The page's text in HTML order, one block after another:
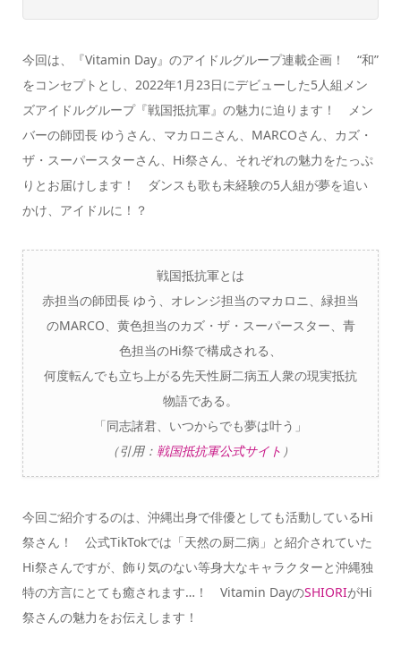
今回は、『Vitamin Day』のアイドルグループ連載企画！ “和”
をコンセプトとし、2022年1月23日にデビューした5人組メン
ズアイドルグループ『戦国抵抗軍』の魅力に迫ります！ メン
バーの師団長 ゆうさん、マカロニさん、MARCOさん、カズ・
ザ・スーパースターさん、Hi祭さん、それぞれの魅力をたっぷ
りとお届けします！ ダンスも歌も未経験の5人組が夢を追い
かけ、アイドルに！？
戦国抵抗軍とは
赤担当の師団長 ゆう、オレンジ担当のマカロニ、緑担当
のMARCO、黄色担当のカズ・ザ・スーパースター、青
色担当のHi祭で構成される、
何度転んでも立ち上がる先天性厨二病五人衆の現実抵抗
物語である。
「同志諸君、いつからでも夢は叶う」
（引用： 戦国抵抗軍公式サイト ）
今回ご紹介するのは、沖縄出身で俳優としても活動しているHi
祭さん！ 公式TikTokでは「天然の厨二病」と紹介されていた
Hi祭さんですが、飾り気のない等身大なキャラクターと沖縄独
特の方言にとても癒されます…！ Vitamin DayのSHIORIがHi
祭さんの魅力をお伝えします！